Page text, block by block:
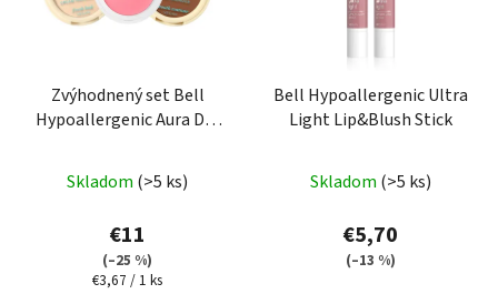
Zvýhodnený set Bell
Hypoallergenic Aura Del
rozjasňovač a tvárenka
Skladom (>5 ks)
€11
(–25 %)
Jednotková
€3,67 / 1 ks
Bell Hypoallergenic Ultra
Light Lip&Blush Stick
Skladom (>5 ks)
€5,70
(–13 %)